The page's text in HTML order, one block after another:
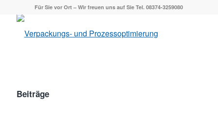
Für Sie vor Ort – Wir freuen uns auf Sie Tel. 08374-3259080
Beiträge